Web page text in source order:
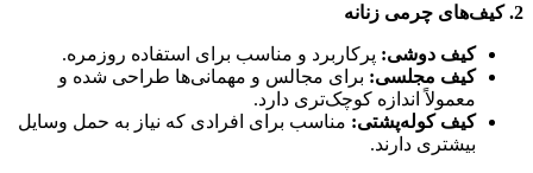
2. کیف‌های چرمی زنانه
کیف دوشی: پرکاربرد و مناسب برای استفاده روزمره.
کیف مجلسی: برای مجالس و مهمانی‌ها طراحی شده و
معمولاً اندازه کوچک‌تری دارد.
کیف کوله‌پشتی: مناسب برای افرادی که نیاز به حمل وسایل
بیشتری دارند.